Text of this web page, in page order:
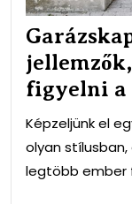
figyelni a
Képzeljünk el
olyan stílusban,
legtöbb ember